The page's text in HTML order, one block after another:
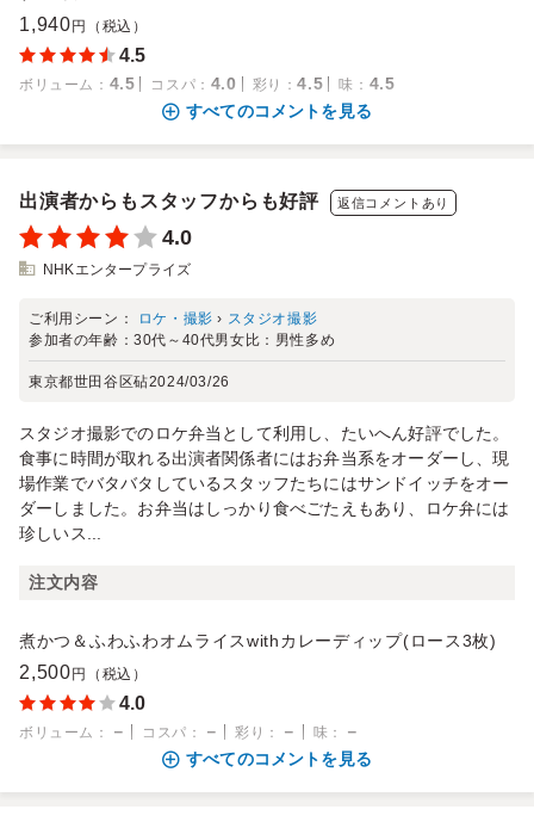
1,940 円（税込）
4.5
ボリューム ： 4.5 コスパ ： 4.0 彩り ：4.5 味 ： 4.5
すべてのコメントを見る
出演者からもスタッフからも好評 返信コメントあり
4.0
NHKエンタープライズ
ご利用シーン： ロケ・撮影 › スタジオ撮影
参加者の年齢：30代～40代男女比： 男性多め
東京都世田谷区砧2024/03/26
スタジオ撮影でのロケ弁当として利用し、たいへん好評でした。
食事に時間が取れる出演者関係者にはお弁当系をオーダーし、現
場作業でバタバタしているスタッフたちにはサンドイッチをオー
ダーしました。お弁当はしっかり食べごたえもあり、ロケ弁には
珍しいス...
注文内容
煮かつ＆ふわふわオムライスwithカレーディップ(ロース3枚)
2,500 円（税込）
4.0
ボリューム ： － コスパ ： － 彩り ： － 味 ：
－
すべてのコメントを見る